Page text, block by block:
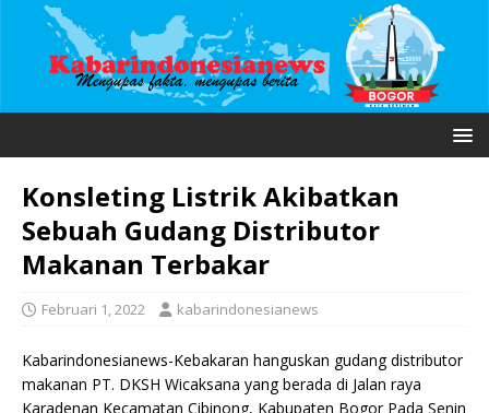
Konsleting Listrik Akibatkan
Sebuah Gudang Distributor
Makanan Terbakar
Februari 1, 2022 kabarindonesianews
Kabarindonesianews-Kebakaran hanguskan gudang distributor
makanan PT. DKSH Wicaksana yang berada di Jalan raya
Karadenan Kecamatan Cibinong, Kabupaten Bogor Pada Senin